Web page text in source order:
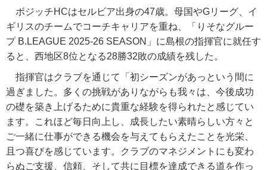
ボジッチHCはセルビア出身の47歳。母国やGリーグ、イ
ギリスのチームでコーチキャリアを重ね、「りそなグルー
プ B.LEAGUE 2025-26 SEASON」に島根の指揮官に就任す
ると、西地区8位となる28勝32敗の成績を残した。
指揮官はクラブを通じて「初シーズンがあっという間に
過ぎました。多くの挑戦がありながらも我々は、今後成功
の礎を築き上げるために貴重な経験を得られたと感じてい
ます。これほど毎日向上し、成長したい素晴らしい方々と
ご一緒に仕事ができる機会を与えてもらえたことを光栄、
且つ喜びを感じています。クラブのマネジメントにも変わ
らぬご支援、信頼、そして共に目標を達成できる道を作っ